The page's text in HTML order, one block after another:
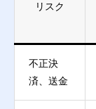
リスク
不正決
済、送金